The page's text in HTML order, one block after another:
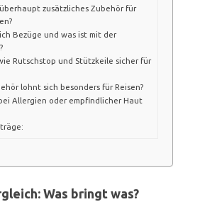
zusätzliches Zubehör für
Bezüge und was ist mit der
Rutschstop und Stützkeile sicher für
lohnt sich besonders für Reisen?
Allergien oder empfindlicher Haut
Was bringt was?